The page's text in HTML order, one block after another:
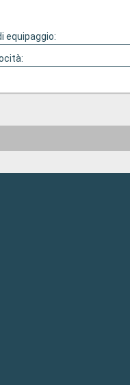
equipaggio: